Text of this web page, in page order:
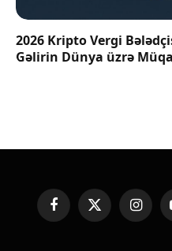
2026 Kripto Vergi
Gəlirin Dünya üzrə
FacebookX
(Twitter)